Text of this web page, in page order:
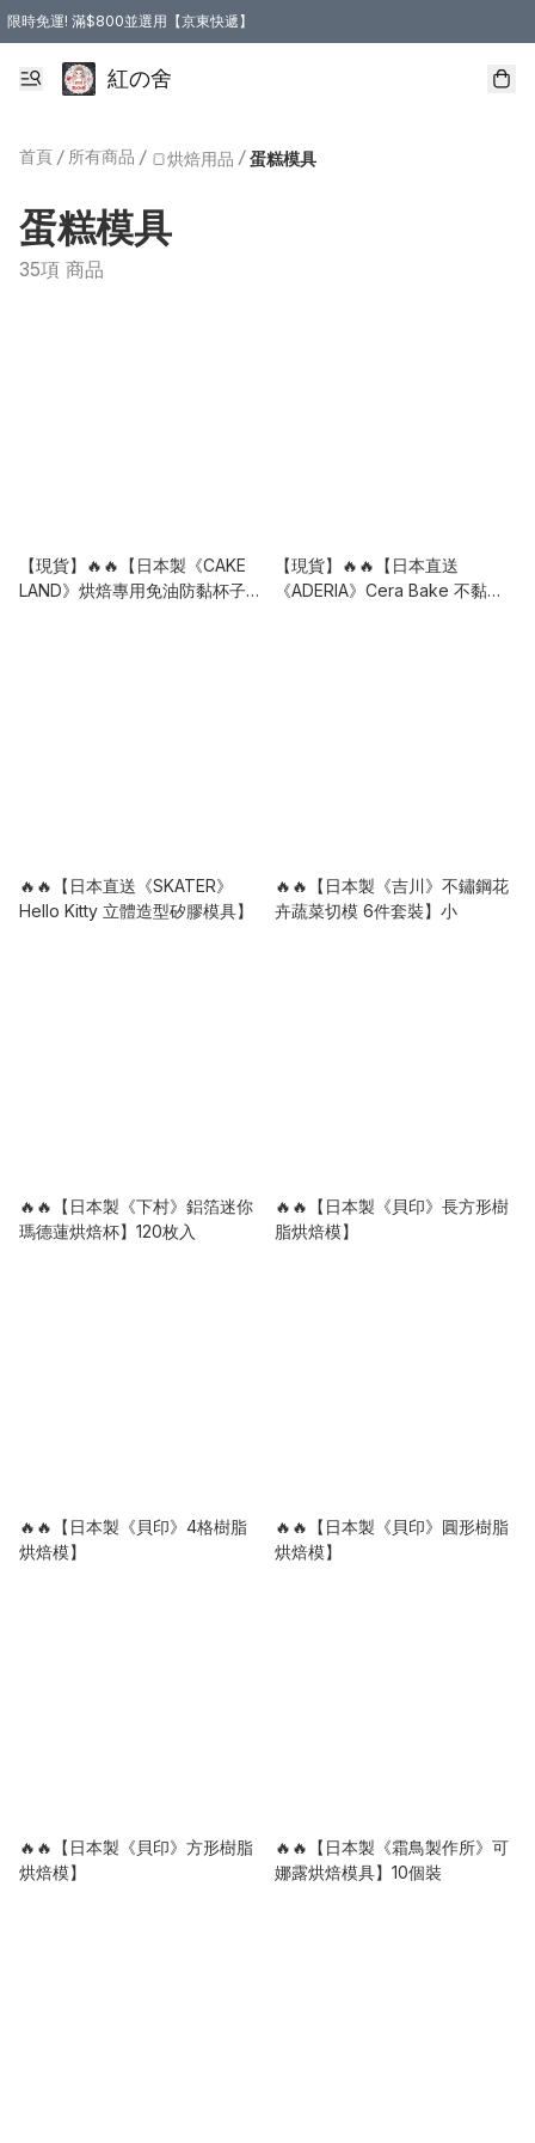
限時免運! 滿$800並選用【京東快遞】
紅の舍
首頁 / 所有商品 / 🍞烘焙用品 / 蛋糕模具
蛋糕模具
35項 商品
【現貨】🔥🔥【日本製《CAKE
LAND》烘焙專用免油防黏杯子
【現貨】🔥🔥【日本直送
《ADERIA》Cera Bake 不黏底
🔥🔥【日本直送《SKATER》
Hello Kitty 立體造型矽膠模具】
🔥🔥【日本製《吉川》不鏽鋼花
卉蔬菜切模 6件套裝】小
🔥🔥【日本製《下村》鋁箔迷你
瑪德蓮烘焙杯】120枚入
🔥🔥【日本製《貝印》長方形樹
脂烘焙模】
🔥🔥【日本製《貝印》4格樹脂
烘焙模】
🔥🔥【日本製《貝印》圓形樹脂
烘焙模】
🔥🔥【日本製《貝印》方形樹脂
烘焙模】
🔥🔥【日本製《霜鳥製作所》可
娜露烘焙模具】10個裝